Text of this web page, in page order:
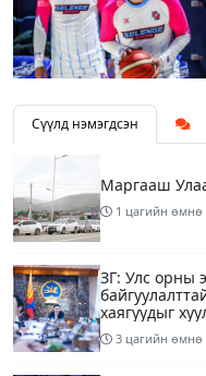
Сүүлд нэмэгдсэн
Маргааш
1 цагийн өмнө
ЗГ: Улс орны
хаягуудыг
3 цагийн өмнө